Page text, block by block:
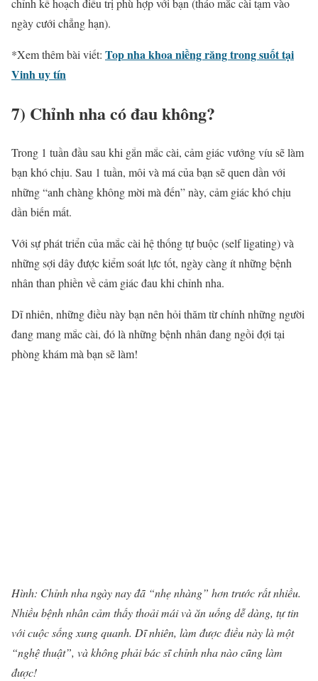
chỉnh kế hoạch điều trị phù hợp với bạn (tháo mắc cài tạm vào
ngày cưới chẳng hạn).
*Xem thêm bài viết: Top nha khoa niềng răng trong suốt tại
Vinh uy tín
7) Chỉnh nhacó đau không?
Trong 1 tuần đầu sau khi gắn mắc cài, cảm giác vướng víu sẽ làm
bạn khó chịu. Sau 1 tuần, môi và má của bạn sẽ quen dần với
những “anh chàng không mời mà đến” này, cảm giác khó chịu
dần biến mất.
Với sự phát triển của mắc cài hệ thống tự buộc (self ligating) và
những sợi dây được kiểm soát lực tốt, ngày càng ít những bệnh
nhân than phiền về cảm giác đau khi chỉnh nha.
Dĩ nhiên, những điều này bạn nên hỏi thăm từ chính những người
đang mang mắc cài, đó là những bệnh nhân đang ngồi đợi tại
phòng khám mà bạn sẽ làm!
Hình: Chỉnh nhangày nay đã “nhẹ nhàng” hơn trước rất nhiều.
Nhiều bệnh nhân cảm thấy thoải mái và ăn uống dễ dàng, tự tin
với cuộc sống xung quanh. Dĩ nhiên, làm được điều này là một
“nghệ thuật”, và không phải bác sĩchỉnh nhanào cũng làm
được!